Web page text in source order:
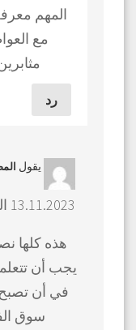
المهم
مع
رد
يقول
13.11.2023 الساعة 11:02
هذه كلها
يجب أن
في أن تصبح
سوق